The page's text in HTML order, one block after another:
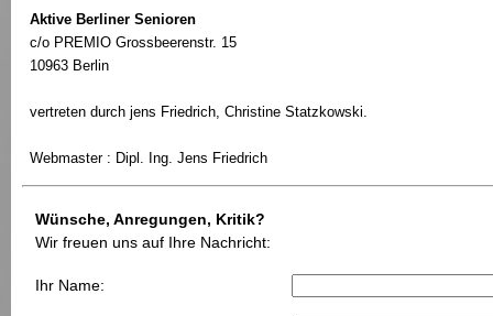
Aktive Berliner Senioren
c/o PREMIO Grossbeerenstr. 15
10963 Berlin
vertreten durch jens Friedrich, Christine Statzkowski.
Webmaster: Dipl. Ing. Jens Friedrich
Wünsche, Anregungen, Kritik?
Wir freuen uns auf Ihre Nachricht:
Ihr Name: